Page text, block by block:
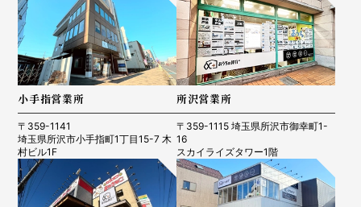
小手指営業所
〒359-1141
埼玉県所沢市小手指町1丁目15-7 木
村ビル1F
所沢営業所
〒359-1115 埼玉県所沢市御幸町1-
16
スカイライズタワー1階